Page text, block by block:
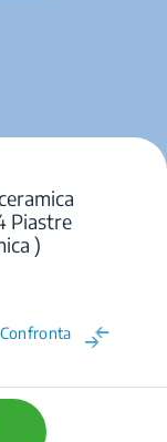
Piastre
)
Confronta